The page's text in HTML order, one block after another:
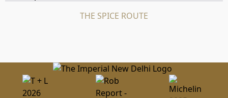
THE SPICE ROUTE